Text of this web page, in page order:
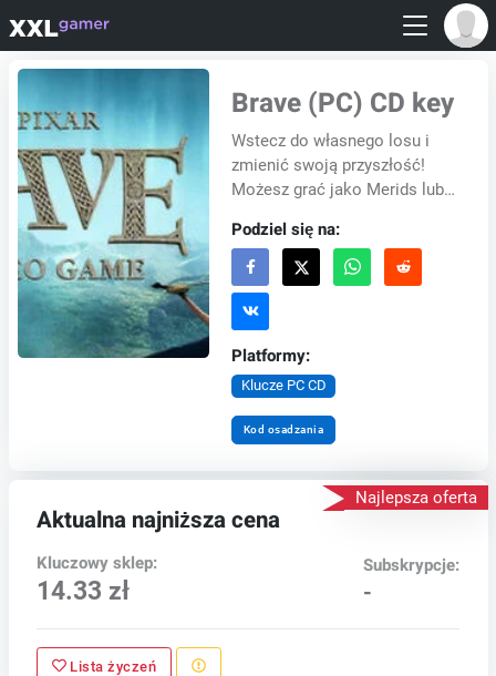
Brave (PC) CD key
Wstecz do własnego losu i
zmienić swoją przyszłość!
Możesz grać jako Merids lub
postaci z filmu. Twoim
zadaniem jest pokonan...
Podziel się na:
Platformy:
Klucze PC CD
Kod osadzania
Najlepsza oferta
Aktualna najniższa cena
Kluczowy sklep:
14.33 zł
Subskrypcje:
-
Lista życzeń